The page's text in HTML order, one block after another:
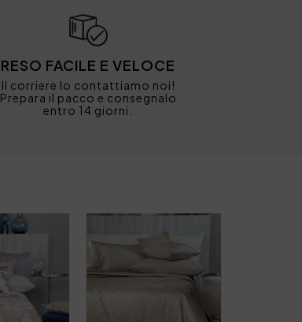
RESO FACILE E VELOCE
Il corriere lo contattiamo noi!
Prepara il pacco e consegnalo
entro 14 giorni.